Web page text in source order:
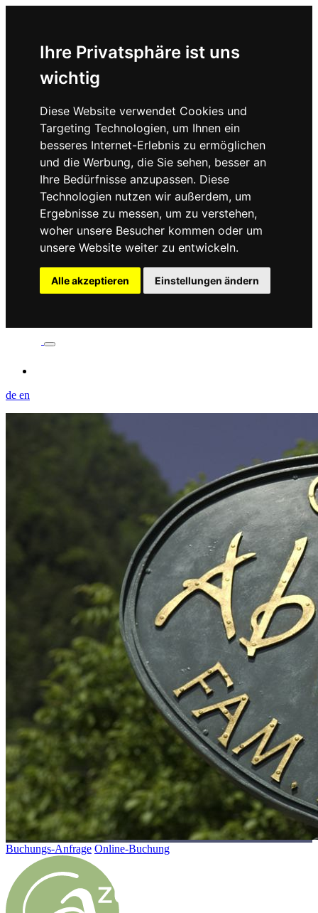
Ihre Privatsphäre ist uns
wichtig
Diese Website verwendet Cookies und
Targeting Technologien, um Ihnen ein
besseres Internet-Erlebnis zu ermöglichen
und die Werbung, die Sie sehen, besser an
Ihre Bedürfnisse anzupassen. Diese
Technologien nutzen wir außerdem, um
Ergebnisse zu messen, um zu verstehen,
woher unsere Besucher kommen oder um
unsere Website weiter zu entwickeln.
Alle akzeptieren Einstellungen ändern
de en
Buchungs-Anfrage Online-Buchung